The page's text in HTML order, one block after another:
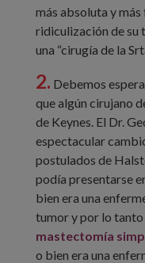
más absoluta y
ridiculización de su
una “cirugía de la
2. Debemos
que algún cirujano
de Keynes. El Dr.
espectacular
postulados de
podía presentarse
bien era una
tumor y por lo
mastectomía
o bien era una